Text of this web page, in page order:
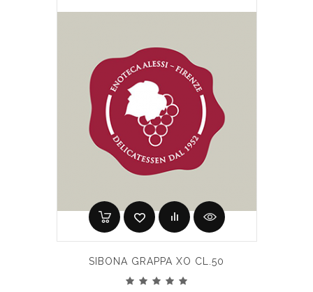
SIBONA GRAPPA XO CL.50